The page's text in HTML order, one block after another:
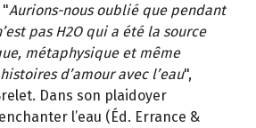
"Aurions-nous oublié que pendant
pas H2O qui a été la source
métaphysique et même
d’amour avec l’eau",
Dans son plaidoyer
l’eau (Éd. Errance &